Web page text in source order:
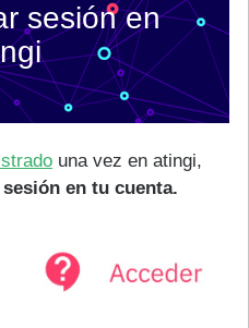
sesión en
una vez en atingi,
en tu cuenta.